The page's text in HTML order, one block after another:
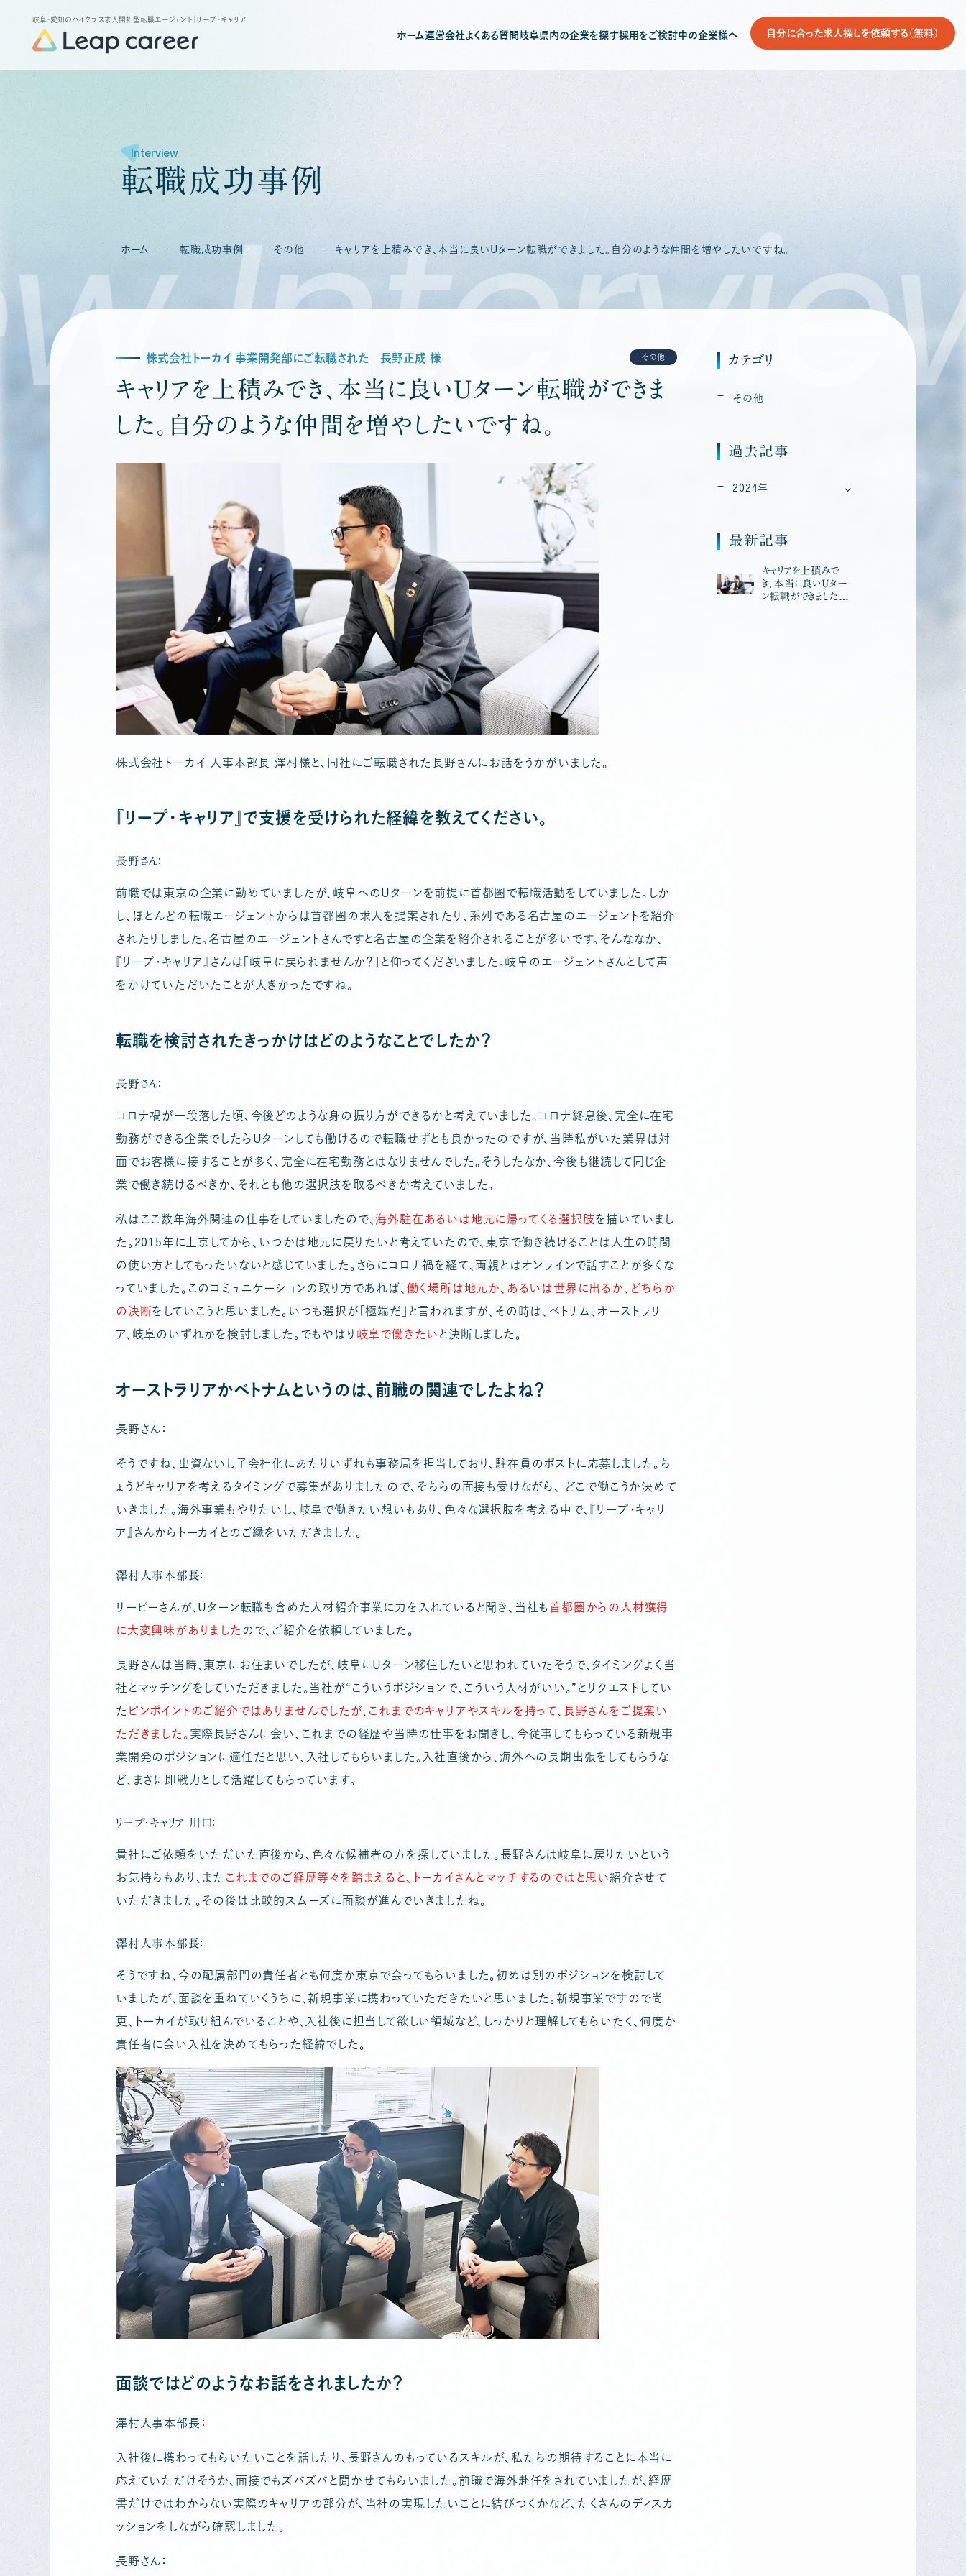
岐阜・愛知のハイクラス求人開拓型転職エージェント ｜リープ・キャリア
ホーム運営会社よくある質問 岐阜県内の企業を探す採用をご検討中の企業様へ 自分に合った求人探しを依頼する（無料）
Interview
転職 成功事例
ホーム 転職成功事例 その他 キャリアを上積みでき、本当に良いUターン転職ができました。自分のような仲間を増やしたいですね。
Interview
株式会社トーカイ 事業開発部にご転職された 長野正成 様 その他
キャリアを上積みでき、本当に良いUターン転職ができま
した。自分のような仲間を増やしたいですね。
株式会社トーカイ 人事本部長 澤村様と、同社にご転職された長野さんにお話をうかがいました。
『リープ・キャリア』で支援を受けられた経緯を教えてください。
長野さん：
前職では東京の企業に勤めていましたが、岐阜へのUターンを前提に首都圏で転職活動をしていました。しか
し、ほとんどの転職エージェントからは首都圏の求人を提案されたり、系列である名古屋のエージェントを紹介
されたりしました。名古屋のエージェントさんですと名古屋の企業を紹介されることが多いです。そんななか、
『リープ・キャリア』さんは「岐阜に戻られませんか？」と仰ってくださいました。岐阜のエージェントさんとして声
をかけていただいたことが大きかったですね。
転職を検討されたきっかけはどのようなことでしたか？
長野さん：
コロナ禍が一段落した頃、今後どのような身の振り方ができるかと考えていました。コロナ終息後、完全に在宅
勤務ができる企業でしたらUターンしても働けるので転職せずとも良かったのですが、当時私がいた業界は対
面でお客様に接することが多く、完全に在宅勤務とはなりませんでした。そうしたなか、今後も継続して同じ企
業で働き続けるべきか、それとも他の選択肢を取るべきか考えていました。
私はここ数年海外関連の仕事をしていましたので、海外駐在あるいは地元に帰ってくる選択肢を描いていまし
た。2015年に上京してから、いつかは地元に戻りたいと考えていたので、東京で働き続けることは人生の時間
の使い方としてもったいないと感じていました。さらにコロナ禍を経て、両親とはオンラインで話すことが多くな
っていました。このコミュニケーションの取り方であれば、 働く場所は地元か、あるいは世界に出るか、どちらか
の決断をしていこうと思いました。いつも選択が「極端だ」と言われますが、その時は、ベトナム、オーストラリ
ア、岐阜のいずれかを検討しました。でもやはり 岐阜で働きたい と決断しました。
オーストラリアかベトナムというのは、前職の関連でしたよね？
長野さん：
そうですね、出資ないし子会社化にあたりいずれも事務局を担当しており、駐在員のポストに応募しました。ち
ょうどキャリアを考えるタイミングで募集がありましたので、そちらの面接も受けながら、 どこで働こうか決めて
いきました。海外事業もやりたいし、岐阜で働きたい想いもあり、色々な選択肢を考える中で、『リープ・キャリ
ア』さんからトーカイとのご縁をいただきました。
澤村人事本部長：
リーピーさんが、Uターン転職も含めた人材紹介事業に力を入れていると聞き、当社も 首都圏からの人材獲得
に大変興味がありました ので、ご紹介を依頼していました。
長野さんは当時、東京にお住まいでしたが、岐阜にUターン移住したいと思われていたそうで、タイミングよく当
社とマッチングをしていただきました。当社が“こういうポジションで、こういう人材がいい。”とリクエストしてい
た ピンポイントのご紹介ではありませんでしたが、 これまでのキャリアやスキルを持って、長野さんをご提案い
ただきました。 実際長野さんに会い、これまでの経歴や当時の仕事をお聞きし、今従事してもらっている新規事
業開発のポジションに適任だと思い、入社してもらいました。入社直後から、海外への長期出張をしてもらうな
ど、まさに即戦力として活躍してもらっています。
リープ・キャリア 川口：
貴社にご依頼をいただいた直後から、色々な候補者の方を探していました。長野さんは岐阜に戻りたいという
お気持ちもあり、また これまでのご経歴等々を踏まえると、トーカイさんとマッチするのではと思い紹介させて
いただきました。その後は比較的スムーズに面談が進んでいきましたね。
澤村人事本部長：
そうですね、今の配属部門の責任者とも何度か東京で会ってもらいました。初めは別のポジションを検討して
いましたが、面談を重ねていくうちに、新規事業に携わっていただきたいと思いました。新規事業ですので尚
更、トーカイが取り組んでいることや、入社後に担当して欲しい領域など、しっかりと理解してもらいたく、何度か
責任者に会い入社を決めてもらった経緯でした。
面談ではどのようなお話をされましたか？
澤村人事本部長：
入社後に携わってもらいたいことを話したり、長野さんのもっているスキルが、私たちの期待することに本当に
応えていただけそうか、面接でもズバズバと聞かせてもらいました。前職で海外赴任をされていましたが、経歴
書だけではわからない実際のキャリアの部分が、当社の実現したいことに結びつくかなど、たくさんのディスカ
ッションをしながら確認しました。
長野さん：
カテゴリ
その他
過去記事
2024年
最新記事
キャリアを上積みで
き、本当に良いUター
ン転職ができました。